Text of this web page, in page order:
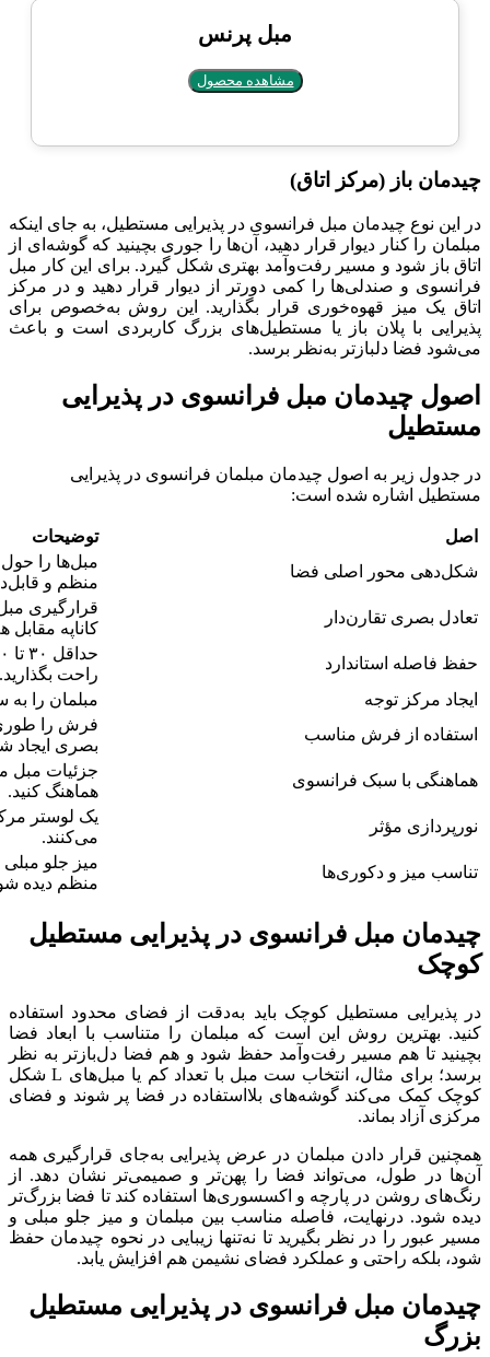
مبل پرنس
مشاهده محصول
چیدمان باز (مرکز اتاق)
در این نوع چیدمان مبل فرانسوی در پذیرایی مستطیل، به جای اینکه
مبلمان را کنار دیوار قرار دهید، آن‌ها را جوری بچینید که گوشه‌ای از
اتاق باز شود و مسیر رفت‌وآمد بهتری شکل گیرد. برای این کار مبل
فرانسوی و صندلی‌ها را کمی دورتر از دیوار قرار دهید و در مرکز
اتاق یک میز قهوه‌خوری قرار بگذارید. این روش به‌خصوص برای
پذیرایی با پلان باز یا مستطیل‌های بزرگ کاربردی است و باعث
می‌شود فضا دلبازتر به‌نظر برسد.
اصول چیدمان مبل فرانسوی در پذیرایی
مستطیل
در جدول زیر به اصول چیدمان مبلمان فرانسوی در پذیرایی
مستطیل اشاره شده است:
اصل
توضیحات
شکل‌دهی محور اصلی فضا
مبل‌ها را حول
منظم و
تعادل بصری تقارن‌دار
قرارگیری
کاناپه مقابل
حفظ فاصله استاندارد
راحت بگذارید.
ایجاد مرکز توجه
مبلمان را به
استفاده از فرش مناسب
فرش را طوری
بصری ایجاد
هماهنگی با سبک فرانسوی
جزئیات مبل
هماهنگ کنید.
نورپردازی مؤثر
یک لوستر
می‌کنند.
تناسب میز و دکوری‌ها
میز جلو
منظم دیده
چیدمان مبل فرانسوی در پذیرایی مستطیل
کوچک
در پذیرایی مستطیل کوچک باید به‌دقت از فضای محدود استفاده
کنید. بهترین روش این است که مبلمان را متناسب با ابعاد فضا
بچینید تا هم مسیر رفت‌وآمد حفظ شود و هم فضا دل‌بازتر به نظر
برسد؛ برای مثال، انتخاب ست مبل با تعداد کم یا مبل‌های L شکل
کوچک کمک می‌کند گوشه‌های بلااستفاده در فضا پر شوند و فضای
مرکزی آزاد بماند.
همچنین قرار دادن مبلمان در عرض پذیرایی به‌جای قرارگیری همه
آن‌ها در طول، می‌تواند فضا را پهن‌تر و صمیمی‌تر نشان دهد. از
رنگ‌های روشن در پارچه و اکسسوری‌ها استفاده کند تا فضا بزرگ‌تر
دیده شود. درنهایت، فاصله مناسب بین مبلمان و میز جلو مبلی و
مسیر عبور را در نظر بگیرید تا نه‌تنها زیبایی در نحوه چیدمان حفظ
شود، بلکه راحتی و عملکرد فضای نشیمن هم افزایش یابد.
چیدمان مبل فرانسوی در پذیرایی مستطیل
بزرگ